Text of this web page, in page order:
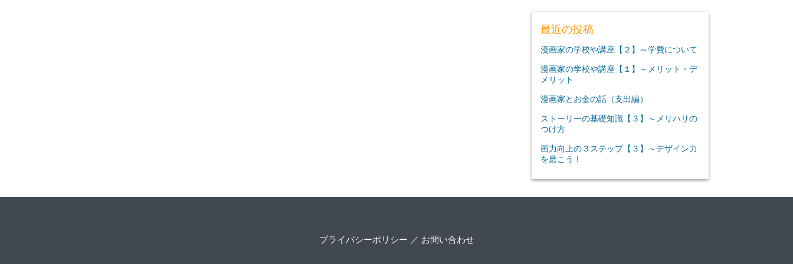
最近の投稿
漫画家の学校や講座【２】～学費について
漫画家の学校や講座【１】～メリット・デ
メリット
漫画家とお金の話（支出編）
ストーリーの基礎知識【３】～メリハリの
つけ方
画力向上の３ステップ【３】～デザイン力
を磨こう！
プライバシーポリシー ／ お問い合わせ